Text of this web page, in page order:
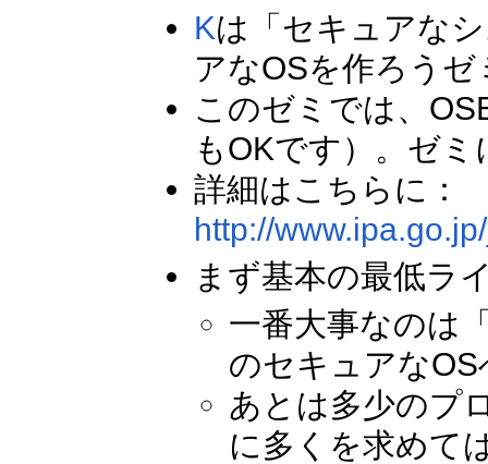
Kは「セキュアな
アなOSを作ろう
このゼミでは、
もOKです）。ゼ
詳細はこちらに：
http://
まず基本の最低ラ
一番大事なのは
のセキュアな
あとは多少のプ
に多くを求めて